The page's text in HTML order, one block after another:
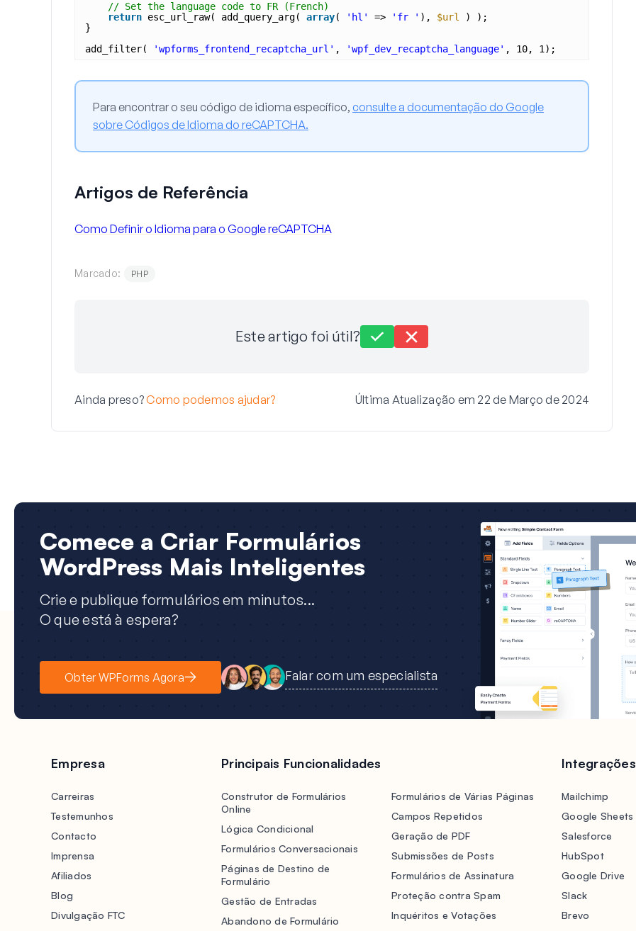
// Set the language code to FR (French)
return esc_url_raw( add_query_arg( array( 'hl' => 'fr ' ), $url
) );
}
add_filter(
'wpforms_frontend_recaptcha_url' , 'wpf_dev_recaptcha_language' , 10, 1);
Para encontrar o seu código de idioma específico, consulte a documentação do Google
sobre Códigos de Idioma do reCAPTCHA.
Artigos de Referência
Como Definir o Idioma para o Google reCAPTCHA
Marcado: PHP
Este artigo foi útil?
Ainda preso?Como podemos ajudar? Última Atualização em 22 de Março de 2024
Comece a Criar Formulários
WordPress Mais Inteligentes
Crie e publique formulários em minutos...
O que está à espera?
Obter WPForms Agora Falar com um especialista
Empresa
Carreiras
Testemunhos
Contacto
Imprensa
Afiliados
Blog
Divulgação FTC
Principais Funcionalidades
Construtor de Formulários
Online
Lógica Condicional
Formulários Conversacionais
Páginas de Destino de
Formulário
Gestão de Entradas
Abandono de Formulário
Formulários de Várias Páginas
Campos Repetidos
Geração de PDF
Submissões de Posts
Formulários de Assinatura
Proteção contra Spam
Inquéritos e Votações
Integrações
Mailchimp
Google Sheets
Salesforce
HubSpot
Google Drive
Slack
Brevo